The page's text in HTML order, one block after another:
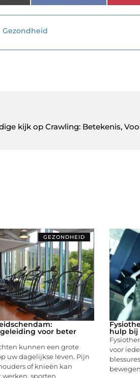
Gezondheid
kijk op Crawling: Betekenis,
GEZONDHEID
voor beter
kunnen een grote
uw dagelijkse leven. Pijn
of knieën kan
werken, sporten
hulp bij
voor